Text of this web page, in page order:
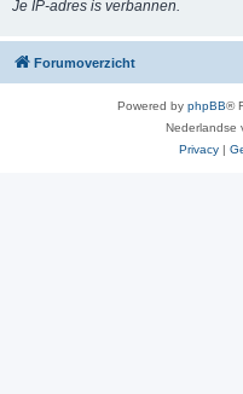
Je IP-adres is verbannen.
Forumoverzicht
Powered by phpBB®
Nederlandse
Privacy |